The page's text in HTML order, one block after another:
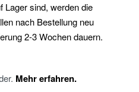
Lager sind, werden die
nach Bestellung neu
2-3 Wochen dauern.
Mehr erfahren.